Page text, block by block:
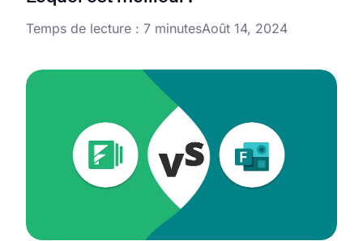
Temps de lecture : 7 minutesAoût 14, 2024